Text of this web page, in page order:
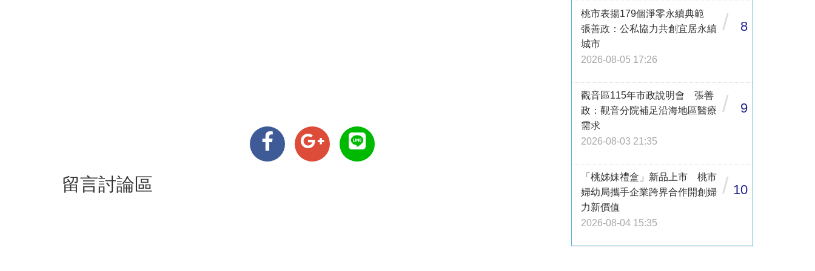
留言討論區
桃市表揚179個淨零永續典範
張善政：公私協力共創宜居永續
城市
2026-08-05 17:26
/ 8
觀音區115年市政說明會 張善
政：觀音分院補足沿海地區醫療
需求
2026-08-03 21:35
/ 9
「桃姊妹禮盒」新品上市 桃市
婦幼局攜手企業跨界合作開創婦
力新價值
2026-08-04 15:35
/ 10